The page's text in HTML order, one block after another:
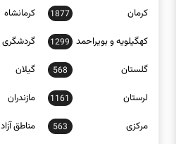
کرمان 1877 کرمانشاه
کهگیلویه و بویراحمد 1299 گردشگری
گلستان 568 گیلان
لرستان 1161 مازندران
مرکزی 563 مناطق آزاد